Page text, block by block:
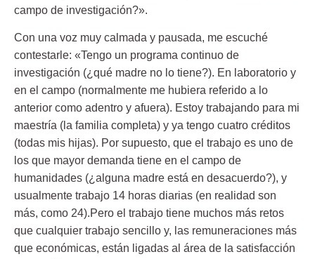
campo de investigación?».
Con una voz muy calmada y pausada, me escuché
contestarle: «Tengo un programa continuo de
investigación (¿qué madre no lo tiene?). En laboratorio y
en el campo (normalmente me hubiera referido a lo
anterior como adentro y afuera). Estoy trabajando para mi
maestría (la familia completa) y ya tengo cuatro créditos
(todas mis hijas). Por supuesto, que el trabajo es uno de
los que mayor demanda tiene en el campo de
humanidades (¿alguna madre está en desacuerdo?), y
usualmente trabajo 14 horas diarias (en realidad son
más, como 24).Pero el trabajo tiene muchos más retos
que cualquier trabajo sencillo y, las remuneraciones más
que económicas, están ligadas al área de la satisfacción